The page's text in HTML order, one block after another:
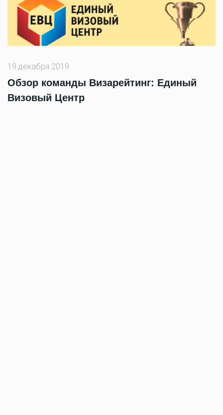
19 декабря 2019
Обзор команды Визарейтинг: Единый
Визовый Центр